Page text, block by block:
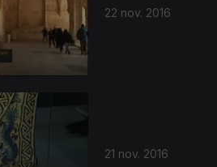
22 nov. 2016
21 nov. 2016